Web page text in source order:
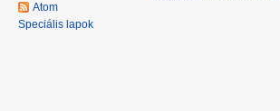
Atom
Speciális lapok